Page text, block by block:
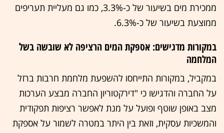
ממכירת מים בשיעור של כ-3.3%, כמו גם מעליית תעריפים
ממוצעת בשיעור של כ-6.3%.
במקורות מדגישים: אספקת המים הרציפה לא שובשה בשל
המלחמה
במקביל, במקורות התייחסו להשפעת מלחמת חרבות ברזל
על החברה והדגישו כי "דירקטוריון החברה מבצע הערכות
מצב באופן שוטף ופועל על מנת לאפשר רציפות תפקודית
והמשכיות עסקית, וזאת בין היתר במטרה לשמור על אספקת